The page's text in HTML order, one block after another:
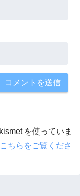
を使っていま
ちらをご覧くださ